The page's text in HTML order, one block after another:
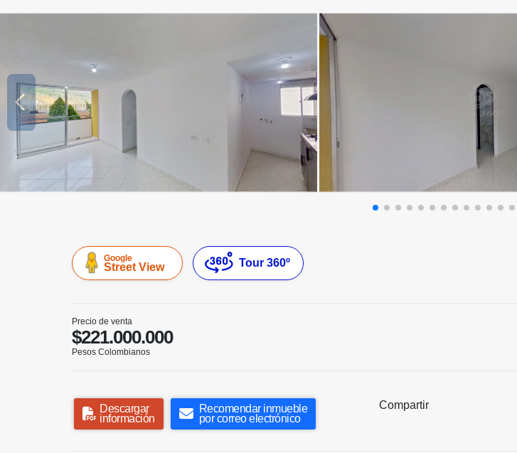
Google
Street View Tour 360º
Precio de venta
$221.000.000
Pesos Colombianos
Descargar
información
Recomendar inmueble
por correo electrónico
Compartir